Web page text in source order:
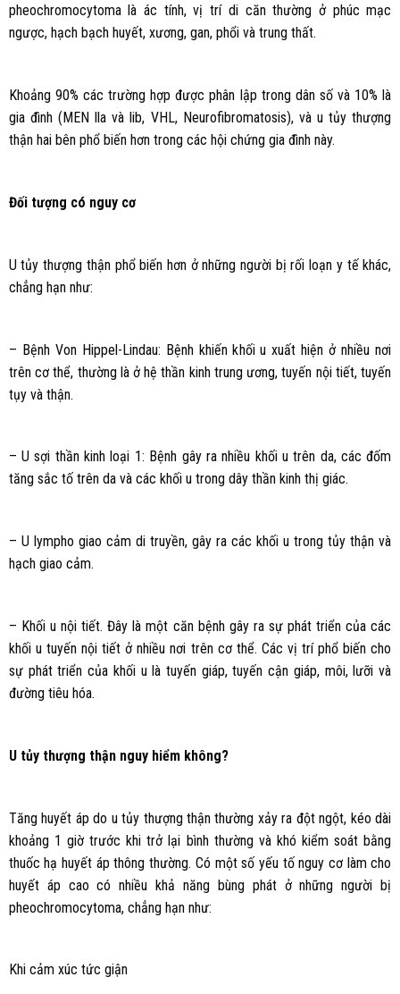
pheochromocytoma là ác tính, vị trí di căn thường ở phúc mạc
ngược, hạch bạch huyết, xương, gan, phổi và trung thất.
Khoảng 90% các trường hợp được phân lập trong dân số và 10% là
gia đình (MEN lla và lib, VHL, Neurofibromatosis), và u tủy thượng
thận hai bên phổ biến hơn trong các hội chứng gia đình này.
Đối tượng có nguy cơ
U tủy thượng thận phổ biến hơn ở những người bị rối loạn y tế khác,
chẳng hạn như:
– Bệnh Von Hippel-Lindau: Bệnh khiến khối u xuất hiện ở nhiều nơi
trên cơ thể, thường là ở hệ thần kinh trung ương, tuyến nội tiết, tuyến
tụy và thận.
– U sợi thần kinh loại 1: Bệnh gây ra nhiều khối u trên da, các đốm
tăng sắc tố trên da và các khối u trong dây thần kinh thị giác.
– U lympho giao cảm di truyền, gây ra các khối u trong tủy thận và
hạch giao cảm.
– Khối u nội tiết. Đây là một căn bệnh gây ra sự phát triển của các
khối u tuyến nội tiết ở nhiều nơi trên cơ thể. Các vị trí phổ biến cho
sự phát triển của khối u là tuyến giáp, tuyến cận giáp, môi, lưỡi và
đường tiêu hóa.
U tủy thượng thận nguy hiểm không?
Tăng huyết áp do u tủy thượng thận thường xảy ra đột ngột, kéo dài
khoảng 1 giờ trước khi trở lại bình thường và khó kiểm soát bằng
thuốc hạ huyết áp thông thường. Có một số yếu tố nguy cơ làm cho
huyết áp cao có nhiều khả năng bùng phát ở những người bị
pheochromocytoma, chẳng hạn như:
Khi cảm xúc tức giận